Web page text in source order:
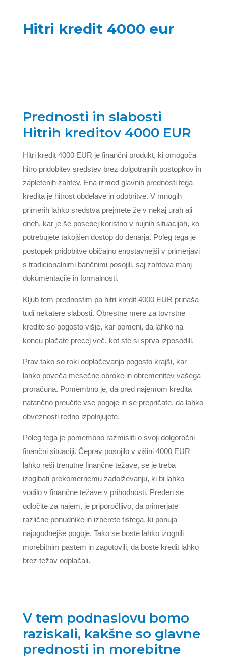
Hitri kredit 4000 eur
Prednosti in slabosti
Hitrih kreditov 4000 EUR
Hitri kredit 4000 EUR je finančni produkt, ki omogoča
hitro pridobitev sredstev brez dolgotrajnih postopkov in
zapletenih zahtev. Ena izmed glavnih prednosti tega
kredita je hitrost obdelave in odobritve. V mnogih
primerih lahko sredstva prejmete že v nekaj urah ali
dneh, kar je še posebej koristno v nujnih situacijah, ko
potrebujete takojšen dostop do denarja. Poleg tega je
postopek pridobitve običajno enostavnejši v primerjavi
s tradicionalnimi bančnimi posojili, saj zahteva manj
dokumentacije in formalnosti.
Kljub tem prednostim pa hitri kredit 4000 EUR prinaša
tudi nekatere slabosti. Obrestne mere za tovrstne
kredite so pogosto višje, kar pomeni, da lahko na
koncu plačate precej več, kot ste si sprva izposodili.
Prav tako so roki odplačevanja pogosto krajši, kar
lahko poveča mesečne obroke in obremenitev vašega
proračuna. Pomembno je, da pred najemom kredita
natančno preučite vse pogoje in se prepričate, da lahko
obveznosti redno izpolnjujete.
Poleg tega je pomembno razmisliti o svoji dolgoročni
finančni situaciji. Čeprav posojilo v višini 4000 EUR
lahko reši trenutne finančne težave, se je treba
izogibati prekomernemu zadolževanju, ki bi lahko
vodilo v finančne težave v prihodnosti. Preden se
odločite za najem, je priporočljivo, da primerjate
različne ponudnike in izberete tistega, ki ponuja
najugodnejše pogoje. Tako se boste lahko izognili
morebitnim pastem in zagotovili, da boste kredit lahko
brez težav odplačali.
V tem podnaslovu bomo
raziskali, kakšne so glavne
prednosti in morebitne